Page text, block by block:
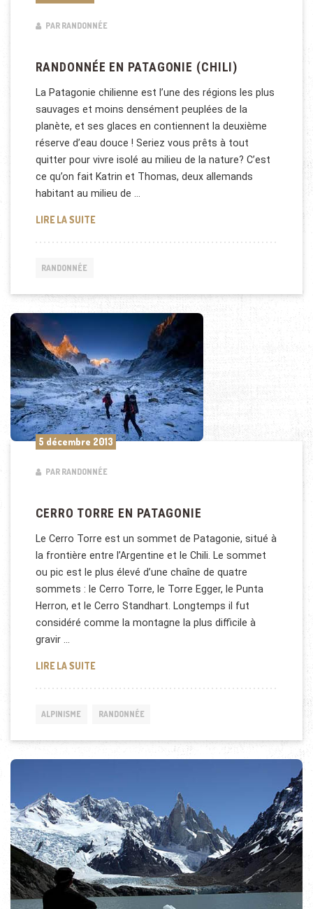
PAR RANDONNÉE
RANDONNÉE EN PATAGONIE (CHILI)
La Patagonie chilienne est l’une des régions les plus
sauvages et moins densément peuplées de la
planète, et ses glaces en contiennent la deuxième
réserve d’eau douce ! Seriez vous prêts à tout
quitter pour vivre isolé au milieu de la nature? C’est
ce qu’on fait Katrin et Thomas, deux allemands
habitant au milieu de …
LIRE LA SUITERANDONNÉE EN PATAGONIE (CHILI)
RANDONNÉE
5 décembre 2013
PAR RANDONNÉE
CERRO TORRE EN PATAGONIE
Le Cerro Torre est un sommet de Patagonie, situé à
la frontière entre l’Argentine et le Chili. Le sommet
ou pic est le plus élevé d’une chaîne de quatre
sommets : le Cerro Torre, le Torre Egger, le Punta
Herron, et le Cerro Standhart. Longtemps il fut
considéré comme la montagne la plus difficile à
gravir …
LIRE LA SUITECERRO TORRE EN PATAGONIE
ALPINISME RANDONNÉE